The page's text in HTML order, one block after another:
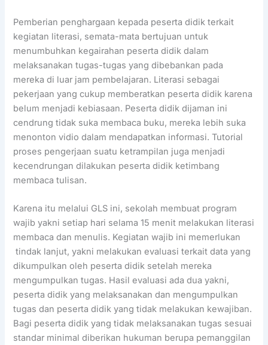
Pemberian penghargaan kepada peserta didik terkait
kegiatan literasi, semata-mata bertujuan untuk
menumbuhkan kegairahan peserta didik dalam
melaksanakan tugas-tugas yang dibebankan pada
mereka di luar jam pembelajaran. Literasi sebagai
pekerjaan yang cukup memberatkan peserta didik karena
belum menjadi kebiasaan. Peserta didik dijaman ini
cendrung tidak suka membaca buku, mereka lebih suka
menonton vidio dalam mendapatkan informasi. Tutorial
proses pengerjaan suatu ketrampilan juga menjadi
kecendrungan dilakukan peserta didik ketimbang
membaca tulisan.
Karena itu melalui GLS ini, sekolah membuat program
wajib yakni setiap hari selama 15 menit melakukan literasi
membaca dan menulis. Kegiatan wajib ini memerlukan
tindak lanjut, yakni melakukan evaluasi terkait data yang
dikumpulkan oleh peserta didik setelah mereka
mengumpulkan tugas. Hasil evaluasi ada dua yakni,
peserta didik yang melaksanakan dan mengumpulkan
tugas dan peserta didik yang tidak melakukan kewajiban.
Bagi peserta didik yang tidak melaksanakan tugas sesuai
standar minimal diberikan hukuman berupa pemanggilan